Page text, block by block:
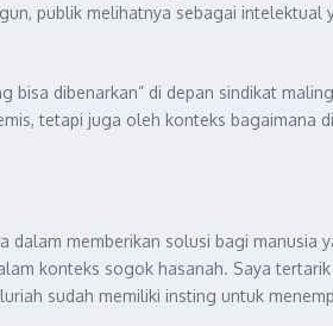
publik melihatnya sebagai
bisa dibenarkan” di depan sindikat
tetapi juga oleh konteks bagaimana
dalam memberikan solusi bagi
konteks sogok hasanah. Saya
sudah memiliki insting untuk